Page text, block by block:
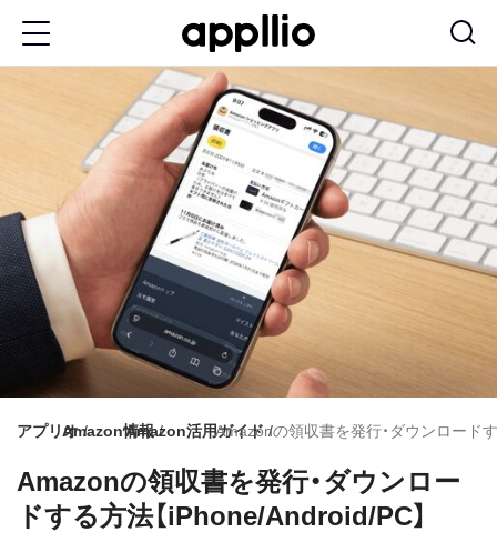
コ
ン
ツ
に
移
アプリオAmazon情報Amazon活用ガイドAmazonの領収書を発行・ダウンロード
Amazonの領収書を発行・ダウンロー
ドする方法【iPhone/Android/PC】